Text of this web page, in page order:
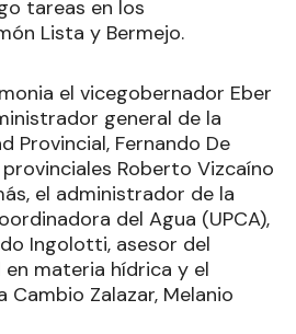
tareas en los
Lista y Bermejo.
el vicegobernador Eber
general de la
Provincial, Fernando De
Roberto Vizcaíno
el administrador de la
del Agua (UPCA),
Ingolotti, asesor del
materia hídrica y el
Zalazar, Melanio